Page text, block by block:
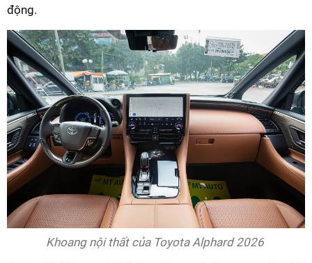
động.
Khoang nội thất của Toyota Alphard 2026